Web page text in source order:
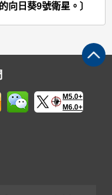
向日葵9號衛星。〕
M5.0+
M6.0+